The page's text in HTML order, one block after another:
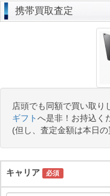
携帯買取査定
店頭でも同額で買い取り
ギフトへ是非！お持込く
(但し、査定金額は本日の
キャリア 必須